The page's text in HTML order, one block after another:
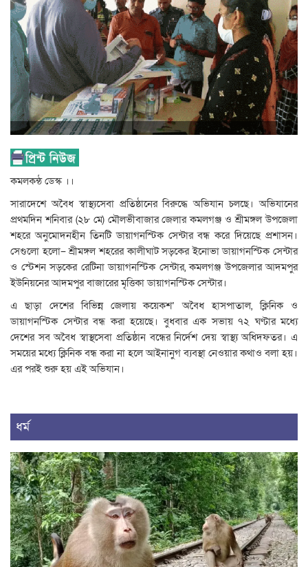
কমলকন্ঠ ডেস্ক ।।
সারাদেশে অবৈধ স্বাস্থ্যসেবা প্রতিষ্ঠানের বিরুদ্ধে অভিযান চলছে। অভিযানের
প্রথমদিন শনিবার (২৮ মে) মৌলভীবাজার জেলার কমলগঞ্জ ও শ্রীমঙ্গল উপজেলা
শহরে অনুমোদনহীন তিনটি ডায়াগনস্টিক সেন্টার বন্ধ করে দিয়েছে প্রশাসন।
সেগুলো হলো– শ্রীমঙ্গল শহরের কালীঘাট সড়কের ইনোভা ডায়াগনস্টিক সেন্টার
ও স্টেশন সড়কের রেটিনা ডায়াগনস্টিক সেন্টার, কমলগঞ্জ উপজেলার আদমপুর
ইউনিয়নের আদমপুর বাজারের মৃত্তিকা ডায়াগনস্টিক সেন্টার।
এ ছাড়া দেশের বিভিন্ন জেলায় কয়েকশ’ অবৈধ হাসপাতাল, ক্লিনিক ও
ডায়াগনস্টিক সেন্টার বন্ধ করা হয়েছে। বুধবার এক সভায় ৭২ ঘণ্টার মধ্যে
দেশের সব অবৈধ স্বাস্থসেবা প্রতিষ্ঠান বন্ধের নির্দেশ দেয় স্বাস্থ্য অধিদফতর। এ
সময়ের মধ্যে ক্লিনিক বন্ধ করা না হলে আইনানুগ ব্যবস্থা নেওয়ার কথাও বলা হয়।
এর পরই শুরু হয় এই অভিযান।
ধর্ম